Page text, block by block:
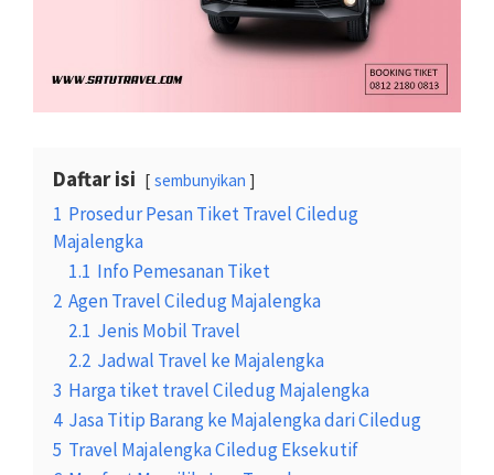
Daftar isi sembunyikan
1 Prosedur Pesan Tiket Travel Ciledug
Majalengka
1.1 Info Pemesanan Tiket
2 Agen Travel Ciledug Majalengka
2.1 Jenis Mobil Travel
2.2 Jadwal Travel ke Majalengka
3 Harga tiket travel Ciledug Majalengka
4 Jasa Titip Barang ke Majalengka dari Ciledug
5 Travel Majalengka Ciledug Eksekutif